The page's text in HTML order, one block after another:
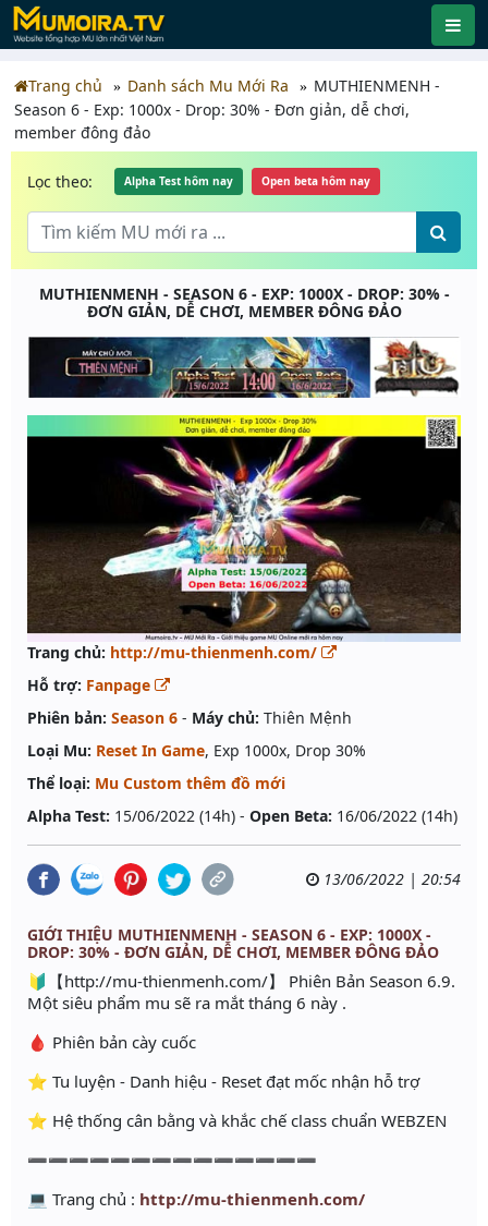
Trang chủ Danh sách Mu Mới Ra
MUTHIENMENH -
Season 6 - Exp: 1000x - Drop: 30% - Đơn giản, dễ chơi,
member đông đảo
Lọc theo: Alpha Test hôm nay Open beta hôm nay
MUTHIENMENH - SEASON 6 - EXP: 1000X - DROP: 30% -
ĐƠN GIẢN, DỄ CHƠI, MEMBER ĐÔNG ĐẢO
Trang chủ: http://mu-thienmenh.com/
Hỗ trợ: Fanpage
Phiên bản: Season 6 - Máy chủ: Thiên Mệnh
Loại Mu: Reset In Game, Exp 1000x, Drop 30%
Thể loại: Mu Custom thêm đồ mới
Alpha Test: 15/06/2022 (14h) - Open Beta: 16/06/2022 (14h)
13/06/2022 | 20:54
GIỚI THIỆU MUTHIENMENH - SEASON 6 - EXP: 1000X -
DROP: 30% - ĐƠN GIẢN, DỄ CHƠI, MEMBER ĐÔNG ĐẢO
🔰【http://mu-thienmenh.com/】 Phiên Bản Season 6.9.
Một siêu phẩm mu sẽ ra mắt tháng 6 này .
🩸 Phiên bản cày cuốc
⭐️ Tu luyện - Danh hiệu - Reset đạt mốc nhận hỗ trợ
⭐️ Hệ thống cân bằng và khắc chế class chuẩn WEBZEN
➖➖➖➖➖➖➖➖➖➖➖➖➖➖
💻 Trang chủ : http://mu-thienmenh.com/